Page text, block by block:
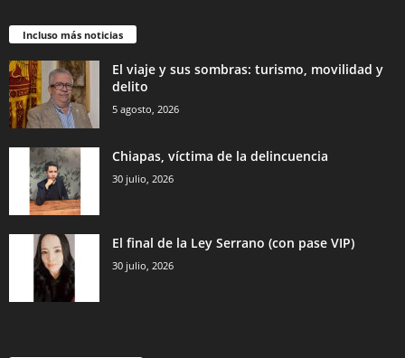
Incluso más noticias
El viaje y sus sombras: turismo, movilidad y
delito
5 agosto, 2026
Chiapas, víctima de la delincuencia
30 julio, 2026
El final de la Ley Serrano (con pase VIP)
30 julio, 2026